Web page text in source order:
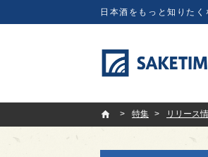
日本酒をもっと知りた
SAKETIMES
特集
リリース